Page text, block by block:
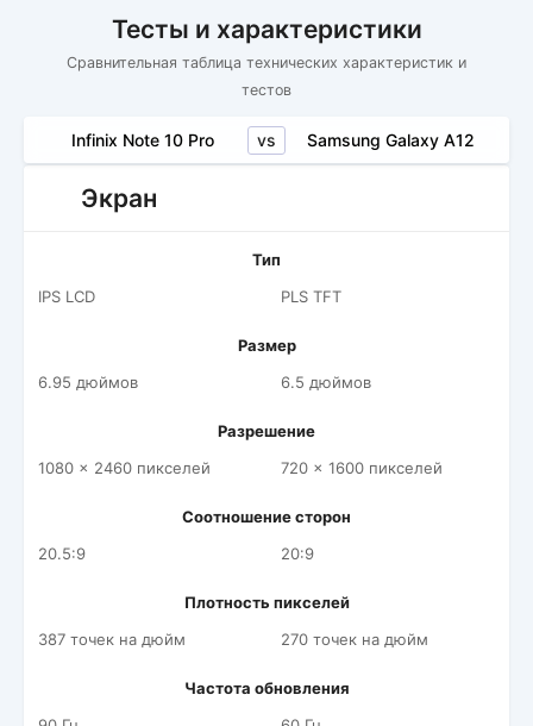
Тесты и характеристики
Сравнительная таблица технических характеристик и
тестов
Infinix Note 10 Pro vs Samsung Galaxy A12
Экран
Тип
IPS LCD
PLS TFT
Размер
6.95 дюймов
6.5 дюймов
Разрешение
1080 x 2460 пикселей
720 x 1600 пикселей
Соотношение сторон
20.5:9
20:9
Плотность пикселей
387 точек на дюйм
270 точек на дюйм
Частота обновления